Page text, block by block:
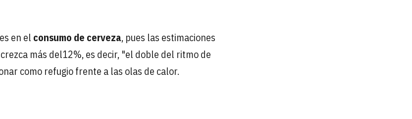
en el consumo de cerveza, pues las estimaciones
más del12%, es decir, "el doble del ritmo de
como refugio frente a las olas de calor.